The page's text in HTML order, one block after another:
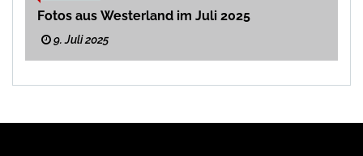
Fotos aus Westerland im Juli 2025
9. Juli 2025